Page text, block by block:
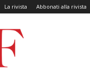
La rivista Abbonati alla rivista